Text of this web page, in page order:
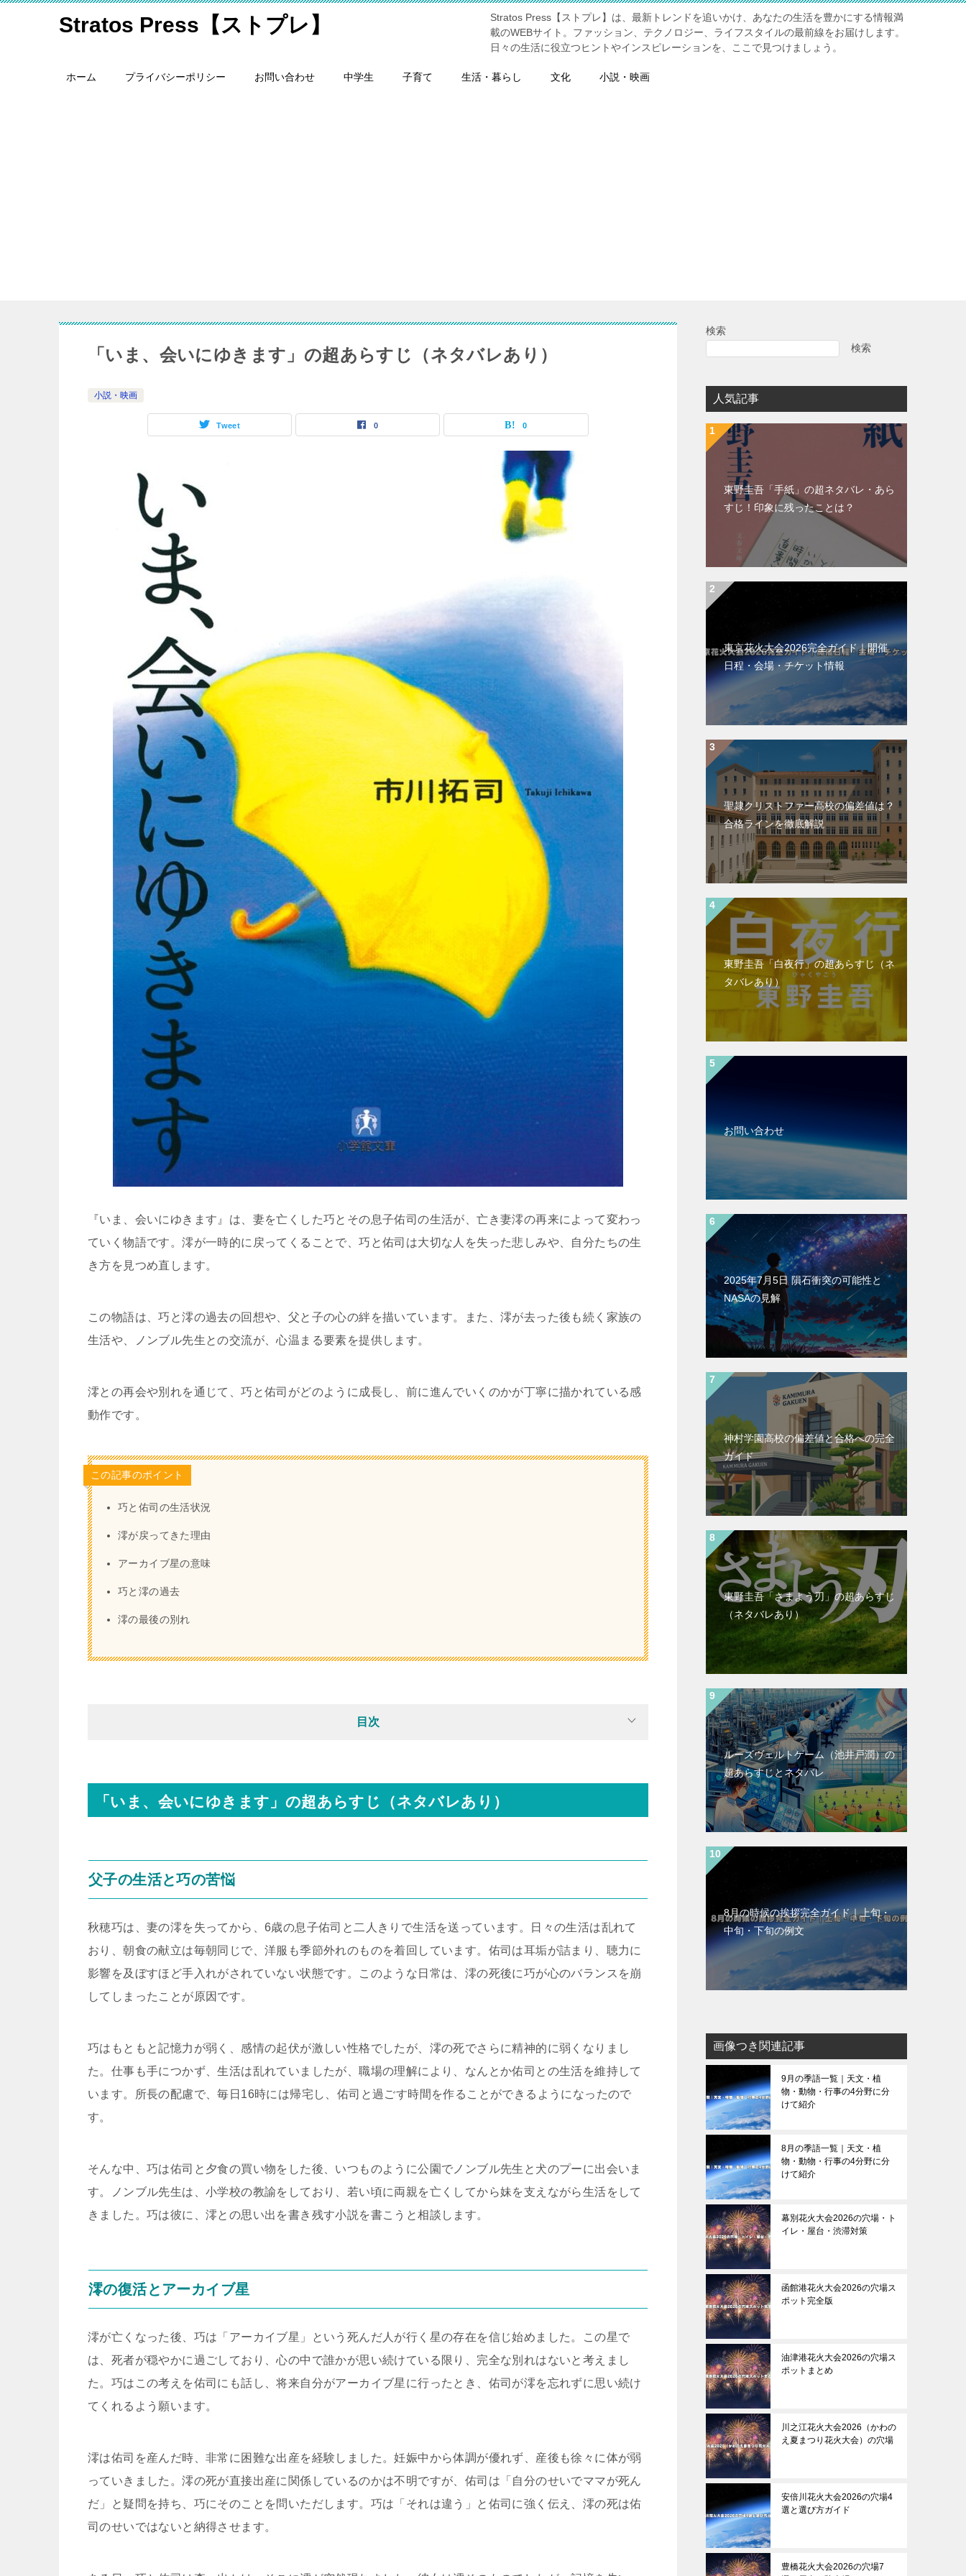
Stratos Press【ストプレ】
Stratos Press【ストプレ】は、最新トレンドを追いかけ、あなたの生活を豊かにする情報満
載のWEBサイト。ファッション、テクノロジー、ライフスタイルの最前線をお届けします。
日々の生活に役立つヒントやインスピレーションを、ここで見つけましょう。
ホーム プライバシーポリシー お問い合わせ 中学生 子育て 生活・暮らし 文化 小説・映画
「いま、会いにゆきます」の超あらすじ（ネタバレあり）
小説・映画
Tweet 0 0
『いま、会いにゆきます』は、妻を亡くした巧とその息子佑司の生活が、亡き妻澪の再来によって変わっ
ていく物語です。澪が一時的に戻ってくることで、巧と佑司は大切な人を失った悲しみや、自分たちの生
き方を見つめ直します。
この物語は、巧と澪の過去の回想や、父と子の心の絆を描いています。また、澪が去った後も続く家族の
生活や、ノンブル先生との交流が、心温まる要素を提供します。
澪との再会や別れを通じて、巧と佑司がどのように成長し、前に進んでいくのかが丁寧に描かれている感
動作です。
この記事のポイント
巧と佑司の生活状況
澪が戻ってきた理由
アーカイブ星の意味
巧と澪の過去
澪の最後の別れ
目次
「いま、会いにゆきます」の超あらすじ（ネタバレあり）
父子の生活と巧の苦悩
秋穂巧は、妻の澪を失ってから、6歳の息子佑司と二人きりで生活を送っています。日々の生活は乱れて
おり、朝食の献立は毎朝同じで、洋服も季節外れのものを着回しています。佑司は耳垢が詰まり、聴力に
影響を及ぼすほど手入れがされていない状態です。このような日常は、澪の死後に巧が心のバランスを崩
してしまったことが原因です。
巧はもともと記憶力が弱く、感情の起伏が激しい性格でしたが、澪の死でさらに精神的に弱くなりまし
た。仕事も手につかず、生活は乱れていましたが、職場の理解により、なんとか佑司との生活を維持して
います。所長の配慮で、毎日16時には帰宅し、佑司と過ごす時間を作ることができるようになったので
す。
そんな中、巧は佑司と夕食の買い物をした後、いつものように公園でノンブル先生と犬のプーに出会いま
す。ノンブル先生は、小学校の教諭をしており、若い頃に両親を亡くしてから妹を支えながら生活をして
きました。巧は彼に、澪との思い出を書き残す小説を書こうと相談します。
澪の復活とアーカイブ星
澪が亡くなった後、巧は「アーカイブ星」という死んだ人が行く星の存在を信じ始めました。この星で
は、死者が穏やかに過ごしており、心の中で誰かが思い続けている限り、完全な別れはないと考えまし
た。巧はこの考えを佑司にも話し、将来自分がアーカイブ星に行ったとき、佑司が澪を忘れずに思い続け
てくれるよう願います。
澪は佑司を産んだ時、非常に困難な出産を経験しました。妊娠中から体調が優れず、産後も徐々に体が弱
っていきました。澪の死が直接出産に関係しているのかは不明ですが、佑司は「自分のせいでママが死ん
だ」と疑問を持ち、巧にそのことを問いただします。巧は「それは違う」と佑司に強く伝え、澪の死は佑
司のせいではないと納得させます。
検索
検索
人気記事
東野圭吾「手紙」の超ネタバレ・あら
すじ！印象に残ったことは？
東京花火大会2026完全ガイド｜開催
日程・会場・チケット情報
聖隷クリストファー高校の偏差値は？
合格ラインを徹底解説
東野圭吾「白夜行」の超あらすじ（ネ
タバレあり）
お問い合わせ
2025年7月5日 隕石衝突の可能性と
NASAの見解
神村学園高校の偏差値と合格への完全
ガイド
東野圭吾「さまよう刃」の超あらすじ
（ネタバレあり）
ルーズヴェルトゲーム（池井戸潤）の
超あらすじとネタバレ
8月の時候の挨拶完全ガイド｜上旬・
中旬・下旬の例文
画像つき関連記事
9月の季語一覧｜天文・植
物・動物・行事の4分野に分
けて紹介
8月の季語一覧｜天文・植
物・動物・行事の4分野に分
けて紹介
幕別花火大会2026の穴場・ト
イレ・屋台・渋滞対策
函館港花火大会2026の穴場ス
ポット完全版
油津港花火大会2026の穴場ス
ポットまとめ
川之江花火大会2026（かわの
え夏まつり花火大会）の穴場
安倍川花火大会2026の穴場4
選と選び方ガイド
豊橋花火大会2026の穴場7